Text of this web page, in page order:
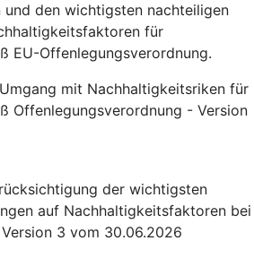
den wichtigsten nachteiligen
für
EU-Offenlegungsverordnung.
mit Nachhaltigkeitsriken für
Offenlegungsverordnung - Version
der wichtigsten
auf Nachhaltigkeitsfaktoren bei
3 vom 30.06.2026